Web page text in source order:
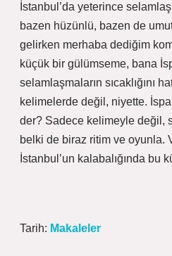
İstanbul’da yeterince
bazen hüzünlü, bazen de
gelirken merhaba dediğim
küçük bir gülümseme, bana
selamlaşmaların sıcaklığını
kelimelerde değil, niyette.
der? Sadece kelimeyle değil,
belki de biraz ritim ve oyunla.
İstanbul’un kalabalığında bu
Tarih: Makaleler